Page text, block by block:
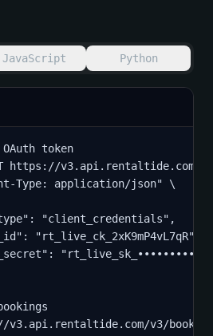
JavaScript Python
token
https://v3.api.rentaltide.com/
Type: application/json" \
"client_credentials",
"rt_live_ck_2xK9mP4vL7qR",
"rt_live_sk_••••••••••"
v3/